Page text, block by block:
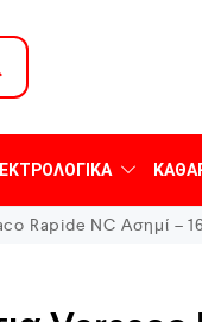
Rapide NC Ασημί –